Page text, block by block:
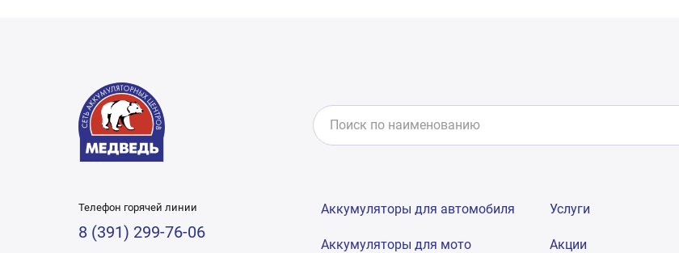
Телефон горячей линии
8 (391) 299-76-06
Аккумуляторы для автомобиля
Аккумуляторы для мото
Услуги
Акции